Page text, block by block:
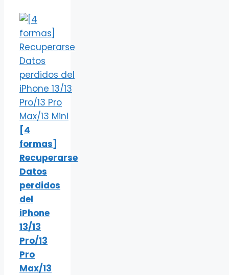
[4
formas]
Recuperarse
Datos
perdidos
del
iPhone
13/13
Pro/13
Pro
Max/13